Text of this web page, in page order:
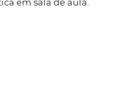
em sala de aula.